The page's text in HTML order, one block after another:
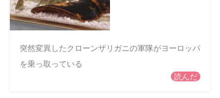
突然変異したクローンザリガニの軍隊がヨーロッパ
を乗っ取っている
読んだ